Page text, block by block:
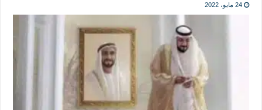
24 مايو، 2022